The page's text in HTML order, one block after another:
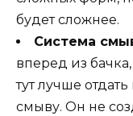
будет сложнее.
Система
вперед из
тут лучше
смыву. Он не